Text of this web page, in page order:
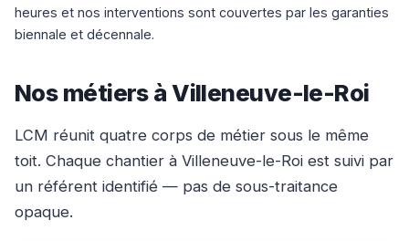
heures et nos interventions sont couvertes par les garanties
biennale et décennale.
Nos métiers à Villeneuve-le-Roi
LCM réunit quatre corps de métier sous le même
toit. Chaque chantier à Villeneuve-le-Roi est suivi par
un référent identifié — pas de sous-traitance
opaque.